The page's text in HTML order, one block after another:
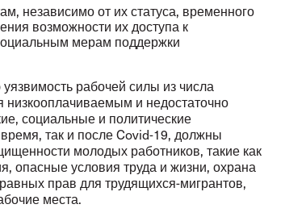
независимо от их статуса, временного
возможности их доступа к
мерам поддержки
рабочей силы из числа
и недостаточно
социальные и политические
так и после Covid-19, должны
молодых работников, такие как
опасные условия труда и жизни, охрана
прав для трудящихся-мигрантов,
места.